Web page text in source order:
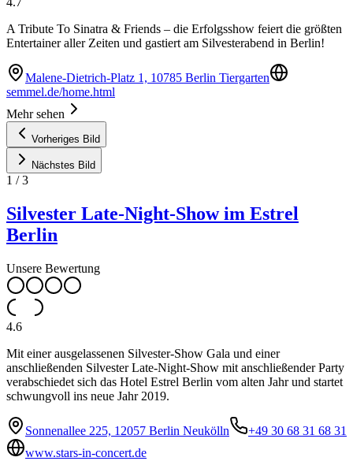
A Tribute To Sinatra & Friends – die Erfolgsshow feiert die größten
Entertainer aller Zeiten und gastiert am Silvesterabend in Berlin!
Malene-Dietrich-Platz 1, 10785 Berlin Tiergarten
semmel.de/home.html
Mehr sehen
Vorheriges Bild
Nächstes Bild
1 /3
Silvester Late-Night-Show im Estrel
Berlin
Unsere Bewertung
4.6
Mit einer ausgelassenen Silvester-Show Gala und einer
anschließenden Silvester Late-Night-Show mit anschließender Party
verabschiedet sich das Hotel Estrel Berlin vom alten Jahr und startet
schwungvoll ins neue Jahr 2019.
Sonnenallee 225, 12057 Berlin Neukölln
+49 30 68 31 68 31
www.stars-in-concert.de